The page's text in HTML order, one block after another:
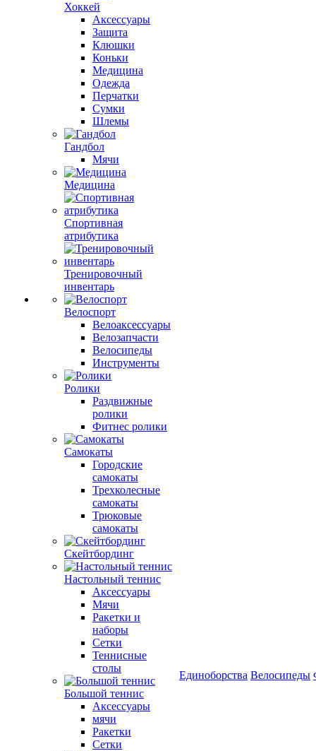
Хоккей
Аксессуары
Защита
Клюшки
Коньки
Медицина
Одежда
Перчатки
Сумки
Шлемы
Гандбол
Мячи
Медицина
Спортивная
атрибутика
Тренировочный
инвентарь
Велоспорт
Велоаксессуары
Велозапчасти
Велосипеды
Инструменты
Ролики
Раздвижные
ролики
Фитнес ролики
Самокаты
Городские
самокаты
Трехколесные
самокаты
Трюковые
самокаты
Скейтбординг
Настольный теннис
Аксессуары
Мячи
Ракетки и
наборы
Сетки
Теннисные
столы
Большой теннис
Аксессуары
мячи
Ракетки
Сетки
Единоборства Велосипеды